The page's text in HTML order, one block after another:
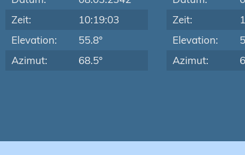
Zeit:
10:19:03
Elevation:
55.8°
Azimut:
68.5°
Zeit:
Elevation:
Azimut: